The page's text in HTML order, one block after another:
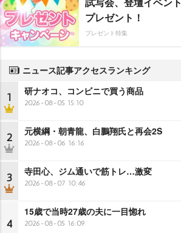
プレゼント！
プレゼント特集
ニュース記事アクセスランキング
1 研ナオコ、コンビニで買う商品
2026-08-05 15:10
2 元横綱・朝青龍、白鵬翔氏と再会2S
2026-08-06 16:16
3 寺田心、ジム通いで筋トレ…激変
2026-08-07 10:46
4
15歳で当時27歳の夫に一目惚れ
2026-08-05 16:09